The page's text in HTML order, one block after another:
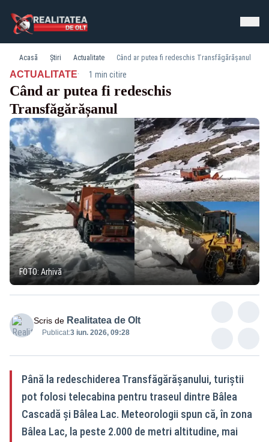
Acasă Știri Actualitate Când ar putea fi redeschis Transfăgărășanul
ACTUALITATE· 1 min citire
Când ar putea fi redeschis
Transfăgărășanul
FOTO: Arhivă
Scris de Realitatea de Olt
Publicat:3 iun. 2026, 09:28
Până la redeschiderea Transfăgărășanului, turiștii
pot folosi telecabina pentru traseul dintre Bâlea
Cascadă și Bâlea Lac. Meteorologii spun că, în zona
Bâlea Lac, la peste 2.000 de metri altitudine, mai